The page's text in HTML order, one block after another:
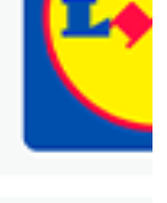
gazetkę
Blix!